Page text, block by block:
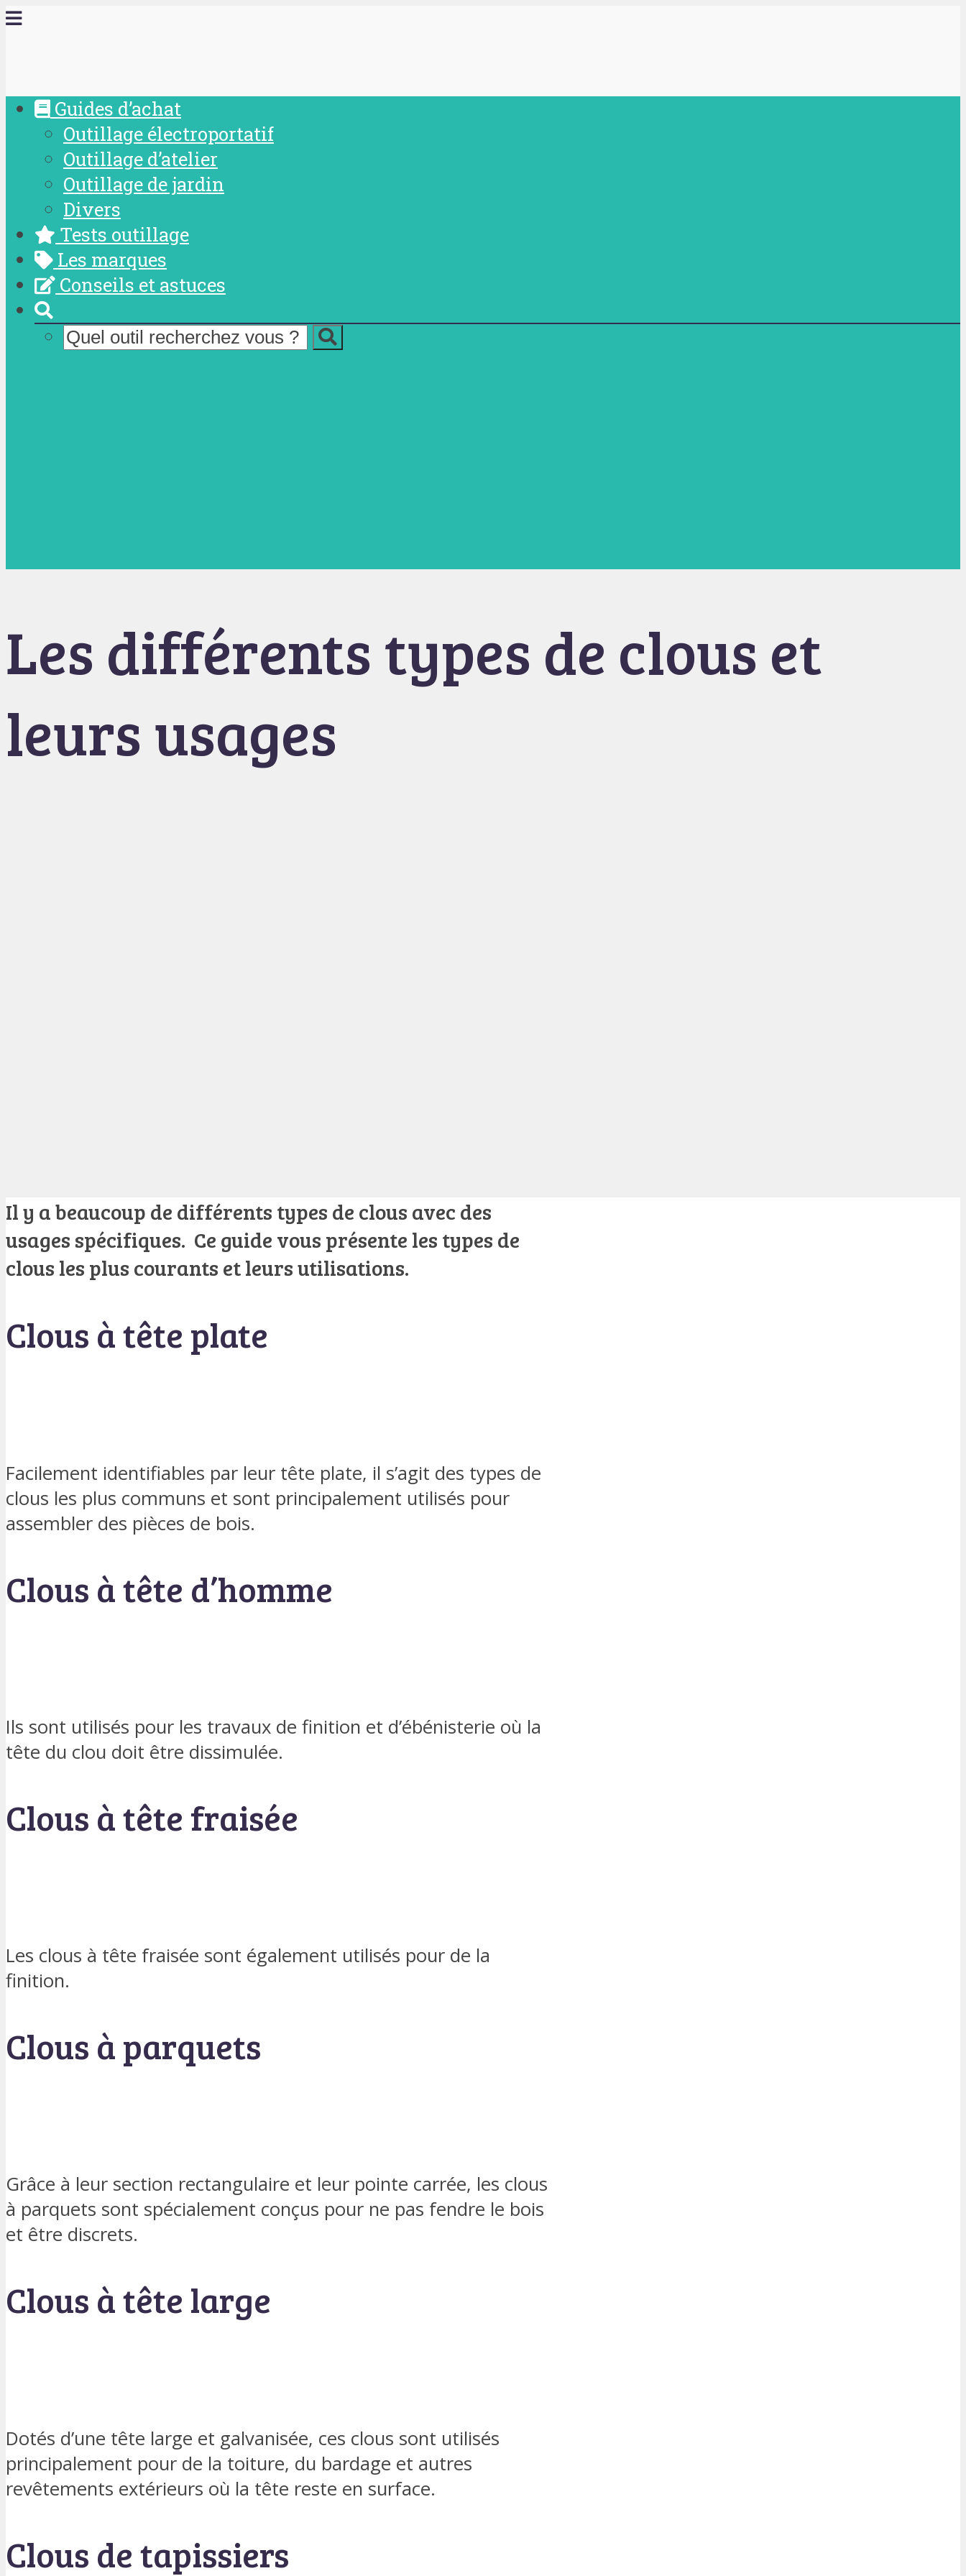
Guides d’achat
Outillage électroportatif
Outillage d’atelier
Outillage de jardin
Divers
Tests outillage
Les marques
Conseils et astuces
Les différents types de clous et
leurs usages
Il y a beaucoup de différents types de clous avec des
usages spécifiques. Ce guide vous présente les types de
clous les plus courants et leurs utilisations.
Clous à tête plate
Facilement identifiables par leur tête plate, il s’agit des types de
clous les plus communs et sont principalement utilisés pour
assembler des pièces de bois.
Clous à tête d’homme
Ils sont utilisés pour les travaux de finition et d’ébénisterie où la
tête du clou doit être dissimulée.
Clous à tête fraisée
Les clous à tête fraisée sont également utilisés pour de la
finition.
Clous à parquets
Grâce à leur section rectangulaire et leur pointe carrée, les clous
à parquets sont spécialement conçus pour ne pas fendre le bois
et être discrets.
Clous à tête large
Dotés d’une tête large et galvanisée, ces clous sont utilisés
principalement pour de la toiture, du bardage et autres
revêtements extérieurs où la tête reste en surface.
Clous de tapissiers